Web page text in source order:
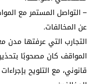
– التواصل المستمر مع
عن المخالفات.
التجارب التي عرفتها مدن
المواقف كان مصحوبًا
قانوني، مع التلويح